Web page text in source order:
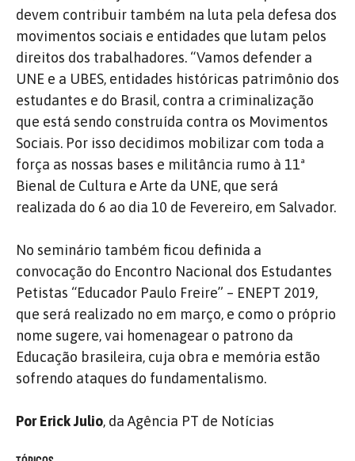
devem contribuir também na luta pela defesa dos
movimentos sociais e entidades que lutam pelos
direitos dos trabalhadores. “Vamos defender a
UNE e a UBES, entidades históricas patrimônio dos
estudantes e do Brasil, contra a criminalização
que está sendo construída contra os Movimentos
Sociais. Por isso decidimos mobilizar com toda a
força as nossas bases e militância rumo à 11ª
Bienal de Cultura e Arte da UNE, que será
realizada do 6 ao dia 10 de Fevereiro, em Salvador.
No seminário também ficou definida a
convocação do Encontro Nacional dos Estudantes
Petistas “Educador Paulo Freire” – ENEPT 2019,
que será realizado no em março, e como o próprio
nome sugere, vai homenagear o patrono da
Educação brasileira, cuja obra e memória estão
sofrendo ataques do fundamentalismo.
Por Erick Julio, da Agência PT de Notícias